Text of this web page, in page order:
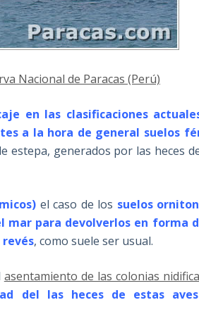
Nacional de Paracas (Perú)
en las clasificaciones
a la hora de general suelos
estepa, generados por las heces
el caso de los suelos
mar para devolverlos en forma
, como suele ser usual.
asentamiento de las colonias
del las heces de estas